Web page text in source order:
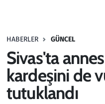
HABERLER GÜNCEL
Sivas'ta
kardeşini de
tutuklandı
Haber
Kültür Sanat
Kurumsal Haberler